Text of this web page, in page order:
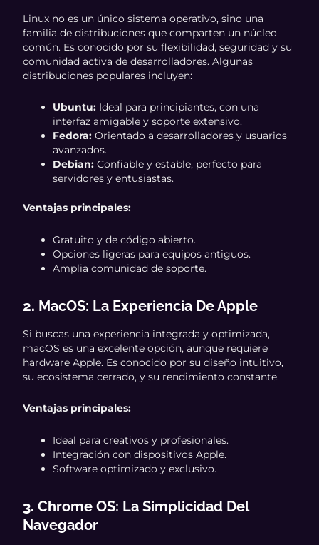
Linux no es un único sistema operativo, sino una
familia de distribuciones que comparten un núcleo
común. Es conocido por su flexibilidad, seguridad y su
comunidad activa de desarrolladores. Algunas
distribuciones populares incluyen:
Ubuntu: Ideal para principiantes, con una
interfaz amigable y soporte extensivo.
Fedora: Orientado a desarrolladores y usuarios
avanzados.
Debian: Confiable y estable, perfecto para
servidores y entusiastas.
Ventajas principales:
Gratuito y de código abierto.
Opciones ligeras para equipos antiguos.
Amplia comunidad de soporte.
2. MacOS: La Experiencia De Apple
Si buscas una experiencia integrada y optimizada,
macOS es una excelente opción, aunque requiere
hardware Apple. Es conocido por su diseño intuitivo,
su ecosistema cerrado, y su rendimiento constante.
Ventajas principales:
Ideal para creativos y profesionales.
Integración con dispositivos Apple.
Software optimizado y exclusivo.
3.Chrome OS: La Simplicidad Del
Navegador